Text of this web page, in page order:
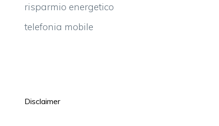
risparmio energetico
telefonia mobile
Disclaimer